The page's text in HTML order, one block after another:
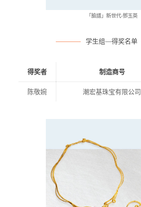
「臉譜」新世代-鄧玉英
学生组—得奖名单
得奖者 制造商号
陈敬婉 潮宏基珠宝有限公司